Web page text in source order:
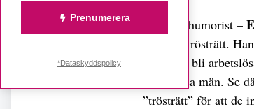
En känd humorist –
kvinnors rösträtt.
skulle de bli
med dessa män.
”trösträtt” för att de
Prenumerera
*Dataskyddspolicy